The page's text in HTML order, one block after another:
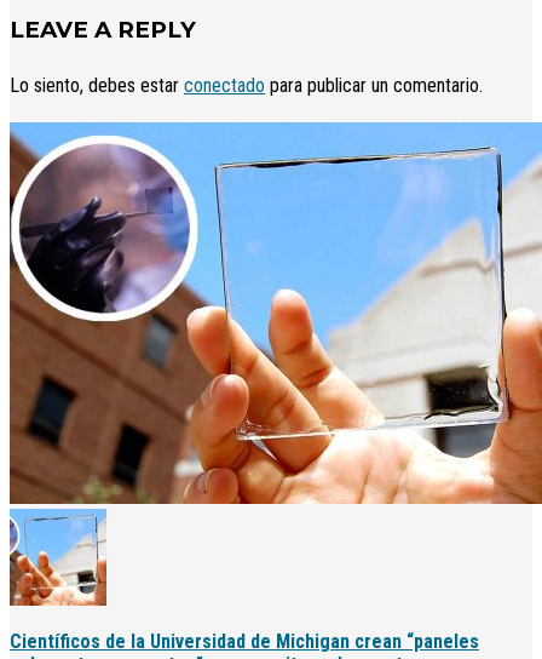
LEAVE A REPLY
Lo siento, debes estar conectado para publicar un comentario.
Científicos de la Universidad de Michigan crean “paneles